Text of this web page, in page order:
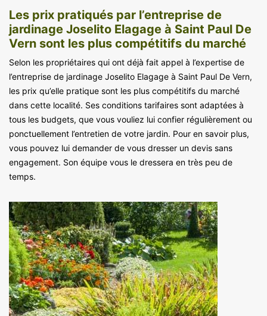
Les prix pratiqués par l’entreprise de
jardinage Joselito Elagage à Saint Paul De
Vern sont les plus compétitifs du marché
Selon les propriétaires qui ont déjà fait appel à l’expertise de
l’entreprise de jardinage Joselito Elagage à Saint Paul De Vern,
les prix qu’elle pratique sont les plus compétitifs du marché
dans cette localité. Ses conditions tarifaires sont adaptées à
tous les budgets, que vous vouliez lui confier régulièrement ou
ponctuellement l’entretien de votre jardin. Pour en savoir plus,
vous pouvez lui demander de vous dresser un devis sans
engagement. Son équipe vous le dressera en très peu de
temps.